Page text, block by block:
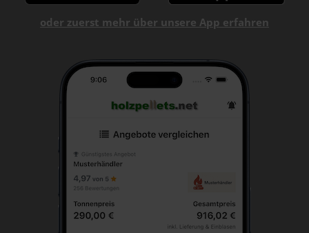
oder zuerst mehr über unsere App erfahren